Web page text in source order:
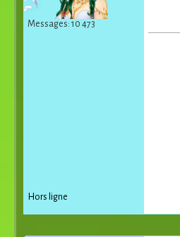
Messages: 10 473
Hors ligne